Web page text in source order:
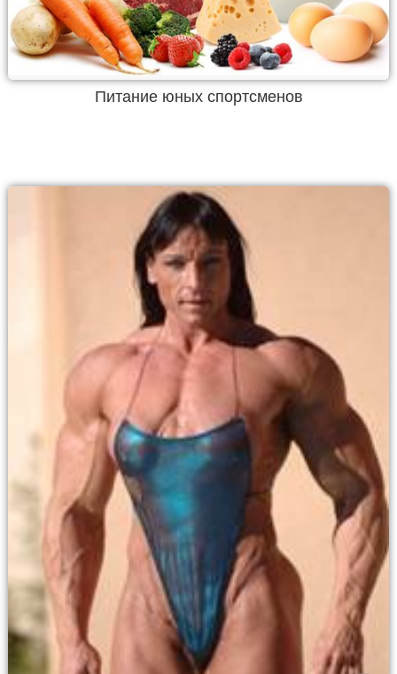
Питание юных спортсменов